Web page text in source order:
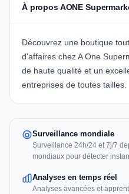
À propos AONE
Découvrez une boutique
d'affaires chez A One
de haute qualité et un
entreprises de toutes tailles.
Surveillance mondiale
Surveillance 24h/24 et 7j/7
mondiaux pour détecter
Analyses en temps réel
Analyses avancées et